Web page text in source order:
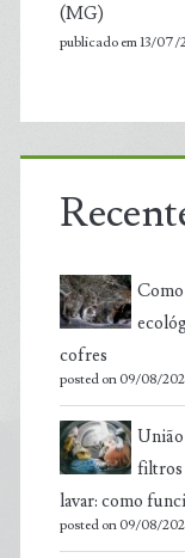
(MG)
publicado em 13/07/
cofres
posted on 09/08/
filtros
lavar: como
posted on 09/08/